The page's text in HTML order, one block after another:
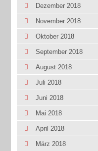
Dezember 2018
November 2018
Oktober 2018
September 2018
August 2018
Juli 2018
Juni 2018
Mai 2018
April 2018
März 2018